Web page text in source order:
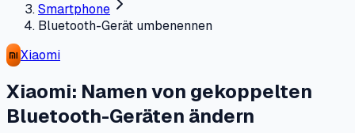
Smartphone
Bluetooth-Gerät umbenennen
Xiaomi
Xiaomi: Namen von gekoppelten
Bluetooth-Geräten ändern